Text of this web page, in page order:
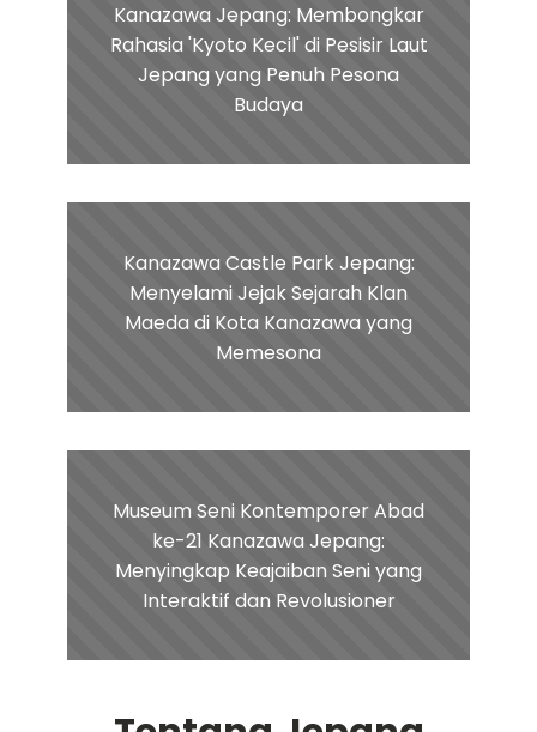
Kanazawa Jepang: Membongkar
Rahasia 'Kyoto Kecil' di Pesisir Laut
Jepang yang Penuh Pesona
Budaya
Kanazawa Castle Park Jepang:
Menyelami Jejak Sejarah Klan
Maeda di Kota Kanazawa yang
Memesona
Museum Seni Kontemporer Abad
ke-21 Kanazawa Jepang:
Menyingkap Keajaiban Seni yang
Interaktif dan Revolusioner